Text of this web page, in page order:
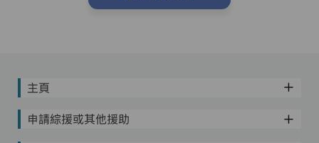
主頁
申請綜援或其他援助